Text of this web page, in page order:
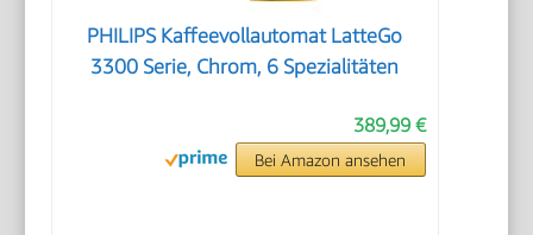
PHILIPS Kaffeevollautomat LatteGo
3300 Serie, Chrom, 6 Spezialitäten
389,99 €
Bei Amazon ansehen